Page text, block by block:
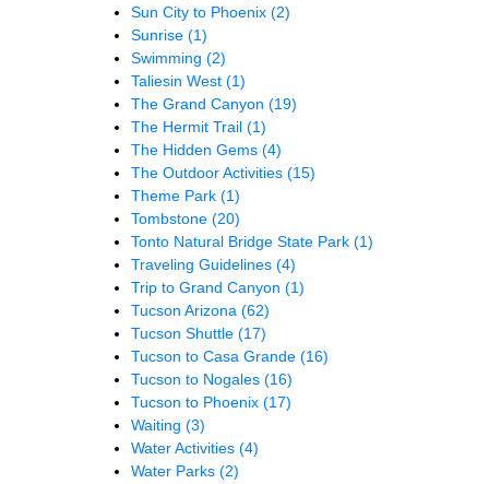
Sun City to Phoenix (2)
Sunrise (1)
Swimming (2)
Taliesin West (1)
The Grand Canyon (19)
The Hermit Trail (1)
The Hidden Gems (4)
The Outdoor Activities (15)
Theme Park (1)
Tombstone (20)
Tonto Natural Bridge State Park (1)
Traveling Guidelines (4)
Trip to Grand Canyon (1)
Tucson Arizona (62)
Tucson Shuttle (17)
Tucson to Casa Grande (16)
Tucson to Nogales (16)
Tucson to Phoenix (17)
Waiting (3)
Water Activities (4)
Water Parks (2)